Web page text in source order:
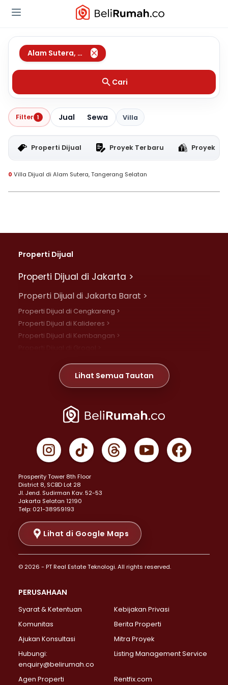
Alam Sutera, Tangerang Selatan
Cari
Filter 1 Jual Sewa Villa
Properti Dijual Proyek Terbaru Proyek
0 Villa Dijual di Alam Sutera, Tangerang Selatan
Properti Dijual
Properti Dijual di Jakarta >
Properti Dijual di Jakarta Barat >
Properti Dijual di Cengkareng >
Properti Dijual di Kalideres >
Properti Dijual di Kembangan >
Properti Dijual di Meruya >
Properti Dijual di Jelambar >
Properti Dijual di Jakarta Pusat >
Properti Dijual di Gambir >
Properti Dijual di Johar Baru >
Properti Dijual di Menteng >
Properti Dijual di Senen >
Properti Dijual di Tanah Abang >
Properti Dijual di Cikini >
Properti Dijual di Kramat >
Properti Dijual di Pasar Baru >
Properti Dijual di Bendungan Hilir >
Properti Dijual di Jakarta Selatan >
Properti Dijual di Lebak Bulus >
Properti Dijual di Gandaria Selatan >
Properti Dijual di Pondok Labu >
Properti Dijual di Lenteng Agung >
Properti Dijual di Senayan >
Properti Dijual di Pondok Pinang >
Lihat Semua Tautan
Prosperity Tower 8th Floor
District 8, SCBD Lot 28
JI. Jend. Sudirman Kav. 52-53
Jakarta Selatan 12190
Telp: 021-38959193
Lihat di Google Maps
© 2026 - PT Real Estate Teknologi. All rights reserved.
PERUSAHAAN
Syarat & Ketentuan
Kebijakan Privasi
Komunitas
Berita Properti
Ajukan Konsultasi
Mitra Proyek
Hubungi:
enquiry@belirumah.co
Listing Management Service
Agen Properti Rentfix.com